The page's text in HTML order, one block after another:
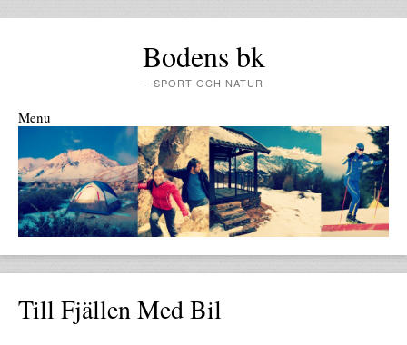
Bodens bk
– SPORT OCH NATUR
Menu
Skip to content
Till Fjällen Med Bil